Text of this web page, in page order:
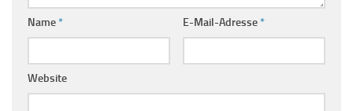
Name* E-Mail-Adresse*
Website